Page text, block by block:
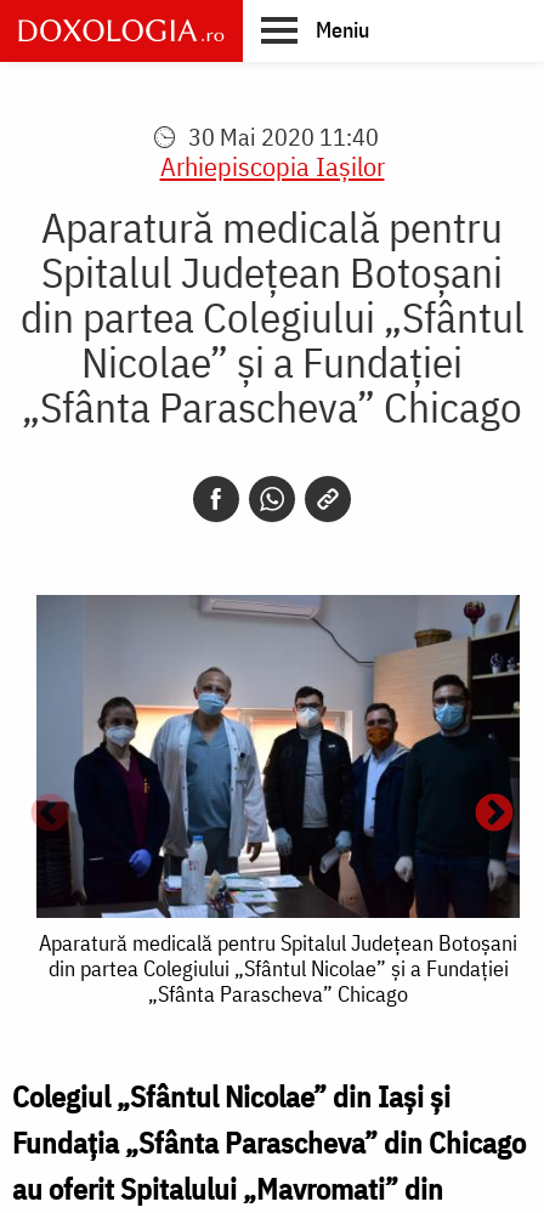
Skip
to
main
Meniu
30 Mai 2020 11:40
Arhiepiscopia Iaşilor
Aparatură medicală pentru
Spitalul Județean Botoșani
din partea Colegiului „Sfântul
Nicolae” și a Fundației
„Sfânta Parascheva” Chicago
Aparatură
medicală
Județean
Botoșani
din
Aparatură medicală pentru Spitalul Județean Botoșani
din partea Colegiului „Sfântul Nicolae” și a Fundației
„Sfânta Parascheva” Chicago
Colegiul „Sfântul Nicolae” din Iași și
Fundația „Sfânta Parascheva” din Chicago
au oferit Spitalului „Mavromati” din